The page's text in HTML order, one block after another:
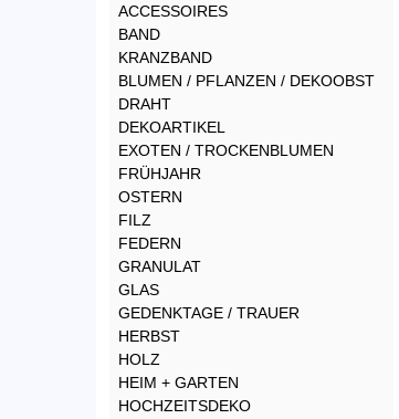
ACCESSOIRES
BAND
KRANZBAND
BLUMEN / PFLANZEN / DEKOOBST
DRAHT
DEKOARTIKEL
EXOTEN / TROCKENBLUMEN
FRÜHJAHR
OSTERN
FILZ
FEDERN
GRANULAT
GLAS
GEDENKTAGE / TRAUER
HERBST
HOLZ
HEIM + GARTEN
HOCHZEITSDEKO